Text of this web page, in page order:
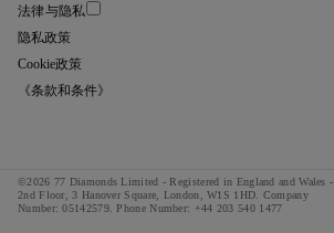
法律与隐私
隐私政策
Cookie政策
《条款和条件》
©2026 77 Diamonds Limited - Registered in England and Wales -
2nd Floor, 3 Hanover Square, London, W1S 1HD. Company
Number:05142579. Phone Number: +44 203 540 1477